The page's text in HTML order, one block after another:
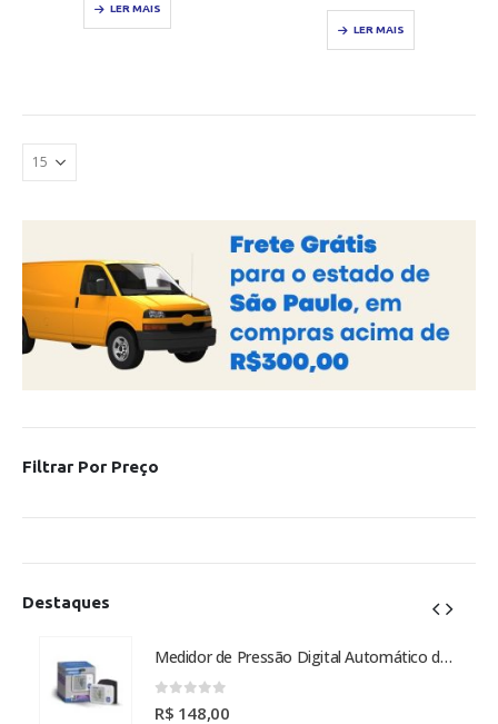
LER MAIS
LER MAIS
Filtrar Por Preço
Destaques
Medidor de Pressão Digital Automático de Pulso - Omron
R$ 148,00